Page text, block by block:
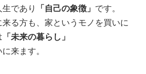
であり
「自己の象徴」 です。
る方も、家というモノを買いに
「未来の暮らし」
来ます。